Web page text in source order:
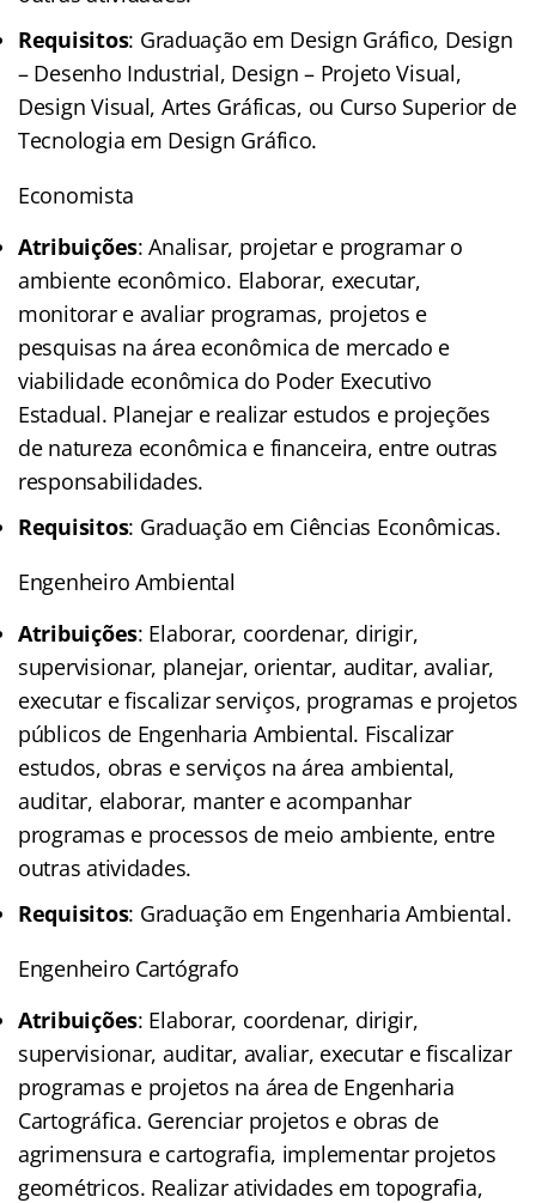
Requisitos: Graduação em Design Gráfico, Design
– Desenho Industrial, Design – Projeto Visual,
Design Visual, Artes Gráficas, ou Curso Superior de
Tecnologia em Design Gráfico.
Economista
Atribuições: Analisar, projetar e programar o
ambiente econômico. Elaborar, executar,
monitorar e avaliar programas, projetos e
pesquisas na área econômica de mercado e
viabilidade econômica do Poder Executivo
Estadual. Planejar e realizar estudos e projeções
de natureza econômica e financeira, entre outras
responsabilidades.
Requisitos: Graduação em Ciências Econômicas.
Engenheiro Ambiental
Atribuições: Elaborar, coordenar, dirigir,
supervisionar, planejar, orientar, auditar, avaliar,
executar e fiscalizar serviços, programas e projetos
públicos de Engenharia Ambiental. Fiscalizar
estudos, obras e serviços na área ambiental,
auditar, elaborar, manter e acompanhar
programas e processos de meio ambiente, entre
outras atividades.
Requisitos: Graduação em Engenharia Ambiental.
Engenheiro Cartógrafo
Atribuições: Elaborar, coordenar, dirigir,
supervisionar, auditar, avaliar, executar e fiscalizar
programas e projetos na área de Engenharia
Cartográfica. Gerenciar projetos e obras de
agrimensura e cartografia, implementar projetos
geométricos. Realizar atividades em topografia,